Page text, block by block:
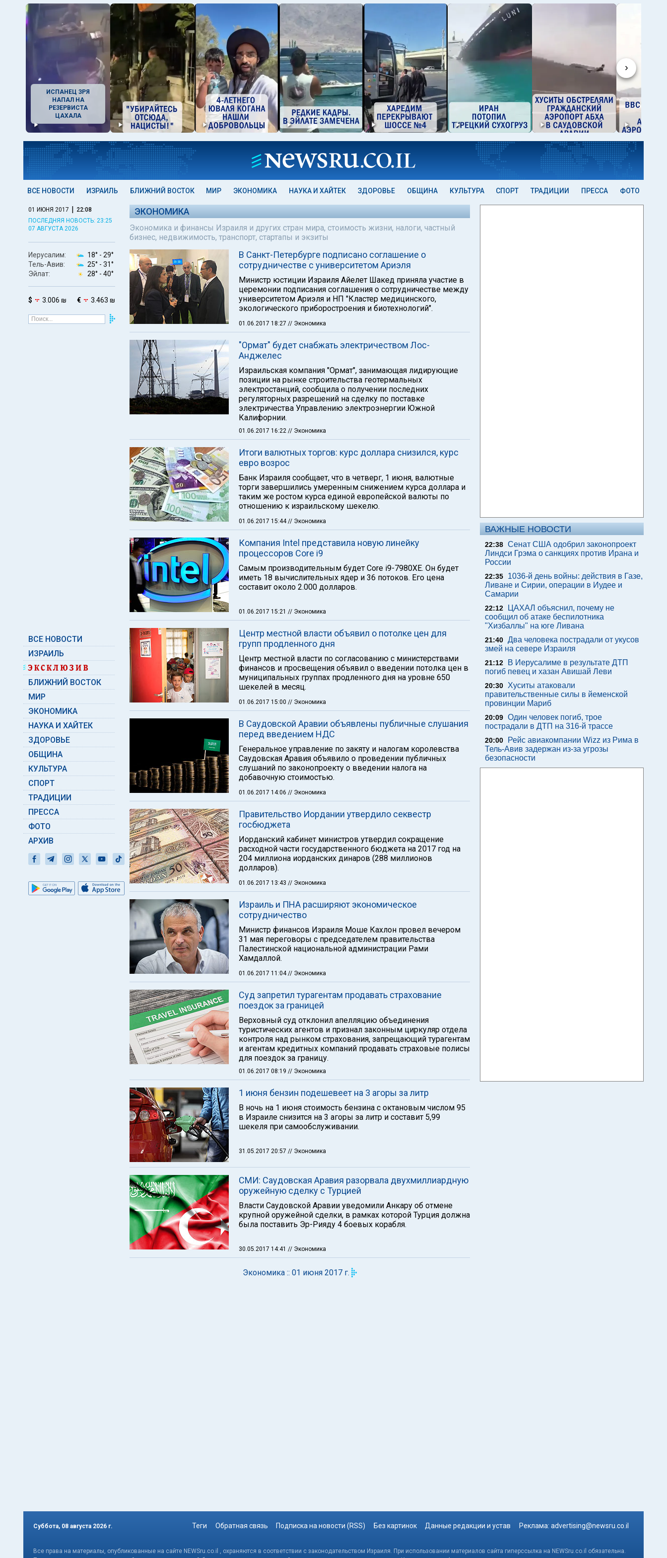
›
ИСПАНЕЦ ЗРЯ
НАПАЛ НА
РЕЗЕРВИСТА
ЦАХАЛА
ВСЕ НОВОСТИ ИЗРАИЛЬ БЛИЖНИЙ ВОСТОК МИР ЭКОНОМИКА НАУКА И ХАЙТЕК ЗДОРОВЬЕ ОБЩИНА КУЛЬТУРА СПОРТ ТРАДИЦИИ ПРЕССА ФОТО
01 ИЮНЯ 2017 | 22:08
ПОСЛЕДНЯЯ НОВОСТЬ: 23:25
07 АВГУСТА 2026
Иерусалим: 18° - 29°
Тель-Авив:
25° - 31°
Эйлат:
28° - 40°
$ 3.006 ₪ € 3.463 ₪
ВСЕ НОВОСТИ
ИЗРАИЛЬ
БЛИЖНИЙ ВОСТОК
МИР
ЭКОНОМИКА
НАУКА И ХАЙТЕК
ЗДОРОВЬЕ
ОБЩИНА
КУЛЬТУРА
СПОРТ
ТРАДИЦИИ
ПРЕССА
ФОТО
АРХИВ
ЭКОНОМИКА
Экономика и финансы Израиля и других стран мира, стоимость жизни, налоги, частный
бизнес, недвижимость, транспорт, стартапы и экзиты
В Санкт-Петербурге подписано соглашение о
сотрудничестве с университетом Ариэля
Министр юстиции Израиля Айелет Шакед приняла участие в
церемонии подписания соглашения о сотрудничестве между
университетом Ариэля и НП "Кластер медицинского,
экологического приборостроения и биотехнологий".
01.06.2017 18:27 // Экономика
"Ормат" будет снабжать электричеством Лос-
Анджелес
Израильская компания "Ормат", занимающая лидирующие
позиции на рынке строительства геотермальных
электростанций, сообщила о получении последних
регуляторных разрешений на сделку по поставке
электричества Управлению электроэнергии Южной
Калифорнии.
01.06.2017 16:22 // Экономика
Итоги валютных торгов: курс доллара снизился, курс
евро возрос
Банк Израиля сообщает, что в четверг, 1 июня, валютные
торги завершились умеренным снижением курса доллара и
таким же ростом курса единой европейской валюты по
отношению к израильскому шекелю.
01.06.2017 15:44// Экономика
Компания Intel представила новую линейку
процессоров Core i9
Самым производительным будет Core i9-7980XE. Он будет
иметь 18 вычислительных ядер и 36 потоков. Его цена
составит около 2.000 долларов.
01.06.2017 15:21 // Экономика
Центр местной власти объявил о потолке цен для
групп продленного дня
Центр местной власти по согласованию с министерствами
финансов и просвещения объявил о введении потолка цен в
муниципальных группах продленного дня на уровне 650
шекелей в месяц.
01.06.2017 15:00 // Экономика
В Саудовской Аравии объявлены публичные слушания
перед введением НДС
Генеральное управление по закяту и налогам королевства
Саудовская Аравия объявило о проведении публичных
слушаний по законопроекту о введении налога на
добавочную стоимостью.
01.06.2017 14:06 // Экономика
Правительство Иордании утвердило секвестр
госбюджета
Иорданский кабинет министров утвердил сокращение
расходной части государственного бюджета на 2017 год на
204 миллиона иорданских динаров (288 миллионов
долларов).
01.06.2017 13:43 // Экономика
Израиль и ПНА расширяют экономическое
сотрудничество
Министр финансов Израиля Моше Кахлон провел вечером
31 мая переговоры с председателем правительства
Палестинской национальной администрации Рами
Хамдаллой.
01.06.2017 11:04// Экономика
Суд запретил турагентам продавать страхование
поездок за границей
Верховный суд отклонил апелляцию объединения
туристических агентов и признал законным циркуляр отдела
контроля над рынком страхования, запрещающий турагентам
и агентам кредитных компаний продавать страховые полисы
для поездок за границу.
01.06.2017 08:19 // Экономика
1 июня бензин подешевеет на 3 агоры за литр
В ночь на 1 июня стоимость бензина с октановым числом 95
в Израиле снизится на 3 агоры за литр и составит 5,99
шекеля при самообслуживании.
31.05.2017 20:57 // Экономика
СМИ: Саудовская Аравия разорвала двухмиллиардную
оружейную сделку с Турцией
Власти Саудовской Аравии уведомили Анкару об отмене
крупной оружейной сделки, в рамках которой Турция должна
была поставить Эр-Рияду 4 боевых корабля.
30.05.2017 14:41 // Экономика
Экономика :: 01 июня 2017 г.
ВАЖНЫЕ НОВОСТИ
22:38 Сенат США одобрил законопроект
Линдси Грэма о санкциях против Ирана и
России
22:35
1036-й день войны: действия в Газе,
Ливане и Сирии, операции в Иудее и
Самарии
22:12
ЦАХАЛ объяснил, почему не
сообщил об атаке беспилотника
"Хизбаллы" на юге Ливана
21:40 Два человека пострадали от укусов
змей на севере Израиля
21:12
В Иерусалиме в результате ДТП
погиб певец и хазан Авишай Леви
20:30
Хуситы атаковали
правительственные силы в йеменской
провинции Мариб
20:09 Один человек погиб, трое
пострадали в ДТП на 316-й трассе
20:00
Рейс авиакомпании Wizz из Рима в
Тель-Авив задержан из-за угрозы
безопасности
Суббота, 08 августа 2026 г. Теги Обратная связь Подписка на новости (RSS) Без картинок Данные редакции и устав Реклама: advertising@newsru.co.il
Все права на материалы, опубликованные на сайте NEWSru.co.il , охраняются в соответствии с законодательством Израиля. При использовании материалов сайта гиперссылка на NEWSru.co.il обязательна.